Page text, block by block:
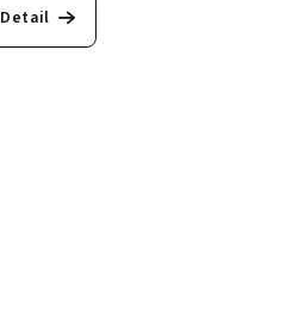
Detail